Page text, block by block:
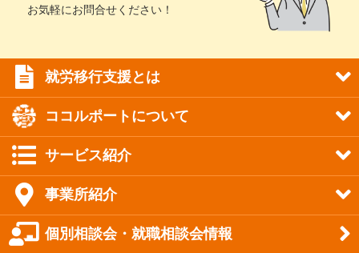
お気軽にお問合せください！
就労移行支援とは
ココルポートについて
サービス紹介
事業所紹介
個別相談会・就職相談会情報